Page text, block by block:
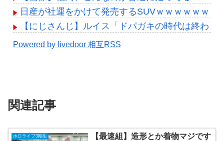
日産が社運をかけて発売するSUVｗｗｗｗｗｗｗ
【にじさんじ】ルイス「ドパガキの時代は終わ
Powered by livedoor 相互RSS
関連記事
ホロライブ3期生
【最速組】造形とか着物マジです